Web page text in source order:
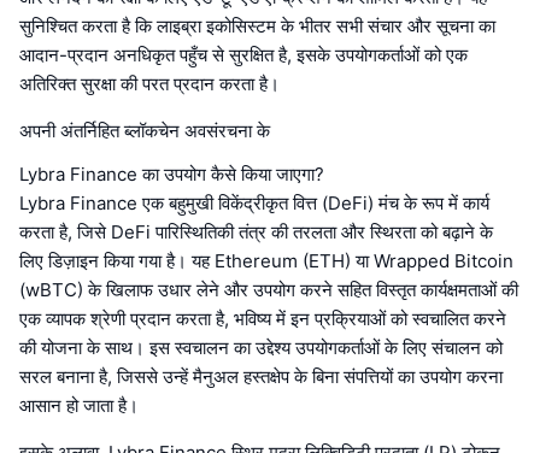
सुनिश्चित करता है कि लाइब्रा इकोसिस्टम के भीतर सभी संचार और सूचना का
आदान-प्रदान अनधिकृत पहुँच से सुरक्षित है, इसके उपयोगकर्ताओं को एक
अतिरिक्त सुरक्षा की परत प्रदान करता है।
अपनी अंतर्निहित ब्लॉकचेन अवसंरचना के
Lybra Finance का उपयोग कैसे किया जाएगा?
Lybra Finance एक बहुमुखी विकेंद्रीकृत वित्त (DeFi) मंच के रूप में कार्य
करता है, जिसे DeFi पारिस्थितिकी तंत्र की तरलता और स्थिरता को बढ़ाने के
लिए डिज़ाइन किया गया है। यह Ethereum (ETH) या Wrapped Bitcoin
(wBTC) के खिलाफ उधार लेने और उपयोग करने सहित विस्तृत कार्यक्षमताओं की
एक व्यापक श्रेणी प्रदान करता है, भविष्य में इन प्रक्रियाओं को स्वचालित करने
की योजना के साथ। इस स्वचालन का उद्देश्य उपयोगकर्ताओं के लिए संचालन को
सरल बनाना है, जिससे उन्हें मैनुअल हस्तक्षेप के बिना संपत्तियों का उपयोग करना
आसान हो जाता है।